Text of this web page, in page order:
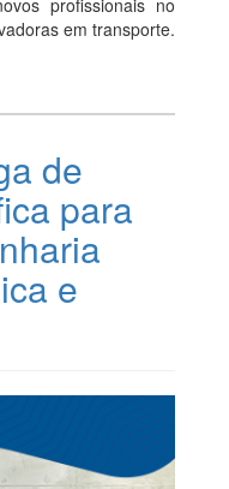
profissionais no
em transporte.
de
para
e